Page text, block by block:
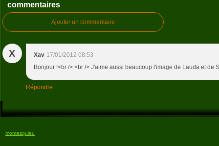
commentaires
Ajouter un commentaire
X Xav 17/01/2012 08:53
Bonjour !<br /> <br /> J'aime aussi beaucoup l'image de Lauda et de
Répondre
montesquieu